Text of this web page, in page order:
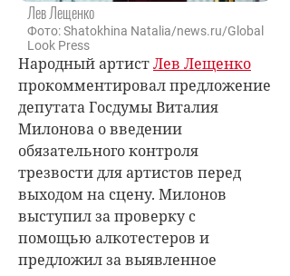
Лев Лещенко
Фото: Shatokhina Natalia/news.ru/Global
Look Press
Народный артистЛев Лещенко
прокомментировал предложение
депутата Госдумы Виталия
Милонова о введении
обязательного контроля
трезвости для артистов перед
выходом на сцену. Милонов
выступил за проверку с
помощью алкотестеров и
предложил за выявленное